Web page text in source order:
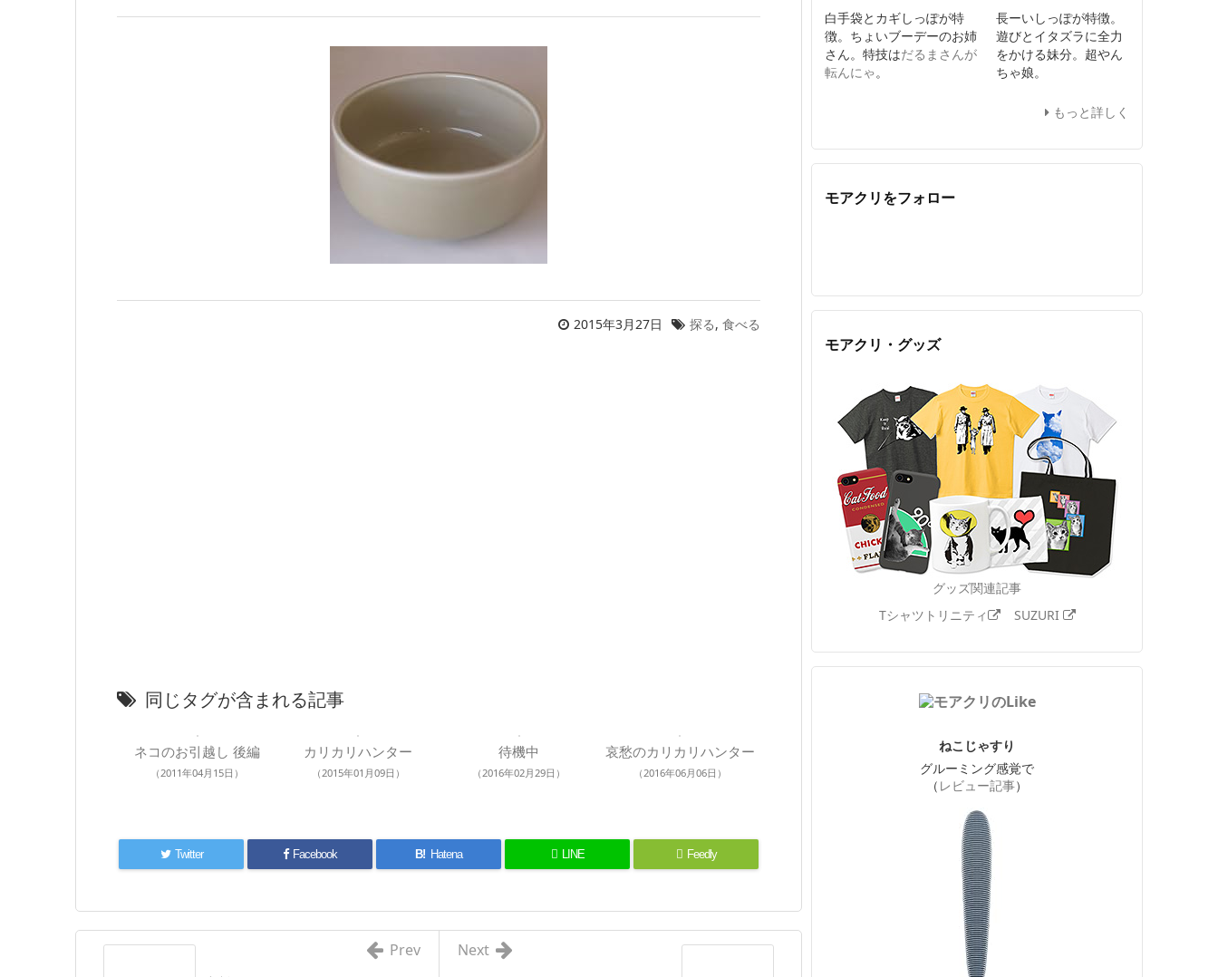
2015年3月27日 探る, 食べる
同じタグが含まれる記事
ネコのお引越し 後編
（2011年04月15日）
カリカリハンター
（2015年01月09日）
待機中
（2016年02月29日）
哀愁のカリカリハンター
（2016年06月06日）
Twitter Facebook B! Hatena LINE Feedly
Next
Prev
白手袋とカギしっぽが特
徴。ちょいブーデーのお姉
さん。特技はだるまさんが
転んにゃ。
長ーいしっぽが特徴。
遊びとイタズラに全力
をかける妹分。超やん
ちゃ娘。
もっと詳しく
モアクリをフォロー
モアクリ・グッズ
グッズ関連記事
Tシャツトリニティ
SUZURI
ねこじゃすり
グルーミング感覚で
（ レビュー記事）